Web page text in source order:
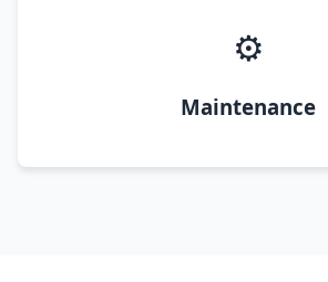
⚙️
Maintenance